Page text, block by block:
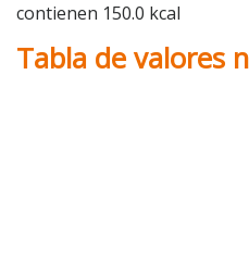
contienen 150.0 kcal
Tabla de valores